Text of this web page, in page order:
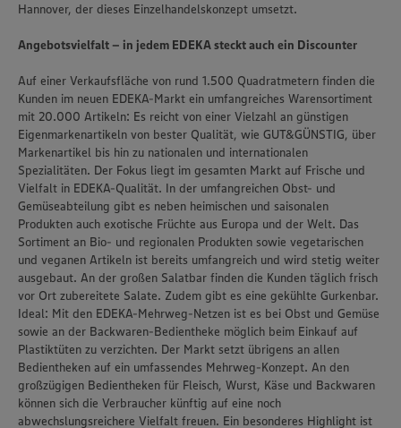
Hannover, der dieses Einzelhandelskonzept umsetzt.
Angebotsvielfalt – in jedem EDEKA steckt auch ein Discounter
Auf einer Verkaufsfläche von rund 1.500 Quadratmetern finden die
Kunden im neuen EDEKA-Markt ein umfangreiches Warensortiment
mit 20.000 Artikeln: Es reicht von einer Vielzahl an günstigen
Eigenmarkenartikeln von bester Qualität, wie GUT&GÜNSTIG, über
Markenartikel bis hin zu nationalen und internationalen
Spezialitäten. Der Fokus liegt im gesamten Markt auf Frische und
Vielfalt in EDEKA-Qualität. In der umfangreichen Obst- und
Gemüseabteilung gibt es neben heimischen und saisonalen
Produkten auch exotische Früchte aus Europa und der Welt. Das
Sortiment an Bio- und regionalen Produkten sowie vegetarischen
und veganen Artikeln ist bereits umfangreich und wird stetig weiter
ausgebaut. An der großen Salatbar finden die Kunden täglich frisch
vor Ort zubereitete Salate. Zudem gibt es eine gekühlte Gurkenbar.
Ideal: Mit den EDEKA-Mehrweg-Netzen ist es bei Obst und Gemüse
sowie an der Backwaren-Bedientheke möglich beim Einkauf auf
Plastiktüten zu verzichten. Der Markt setzt übrigens an allen
Bedientheken auf ein umfassendes Mehrweg-Konzept. An den
großzügigen Bedientheken für Fleisch, Wurst, Käse und Backwaren
können sich die Verbraucher künftig auf eine noch
abwechslungsreichere Vielfalt freuen. Ein besonderes Highlight ist